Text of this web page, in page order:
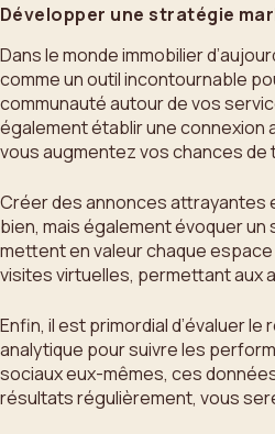
Développer une stratégie
Dans le monde immobilier
comme un outil incontournable
communauté autour de vos
également établir une connexion
vous augmentez vos chances
Créer des annonces attrayantes
bien, mais également évoquer
mettent en valeur chaque
visites virtuelles, permettant aux
Enfin, il est primordial d’évaluer
analytique pour suivre les
sociaux eux-mêmes, ces
résultats régulièrement, vous